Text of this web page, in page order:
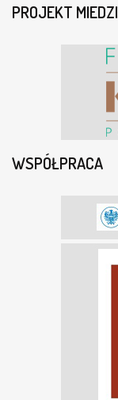
PROJEKT
WSPÓŁPRACA